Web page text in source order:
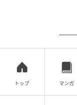
中央にある一枚
トップ マンガ